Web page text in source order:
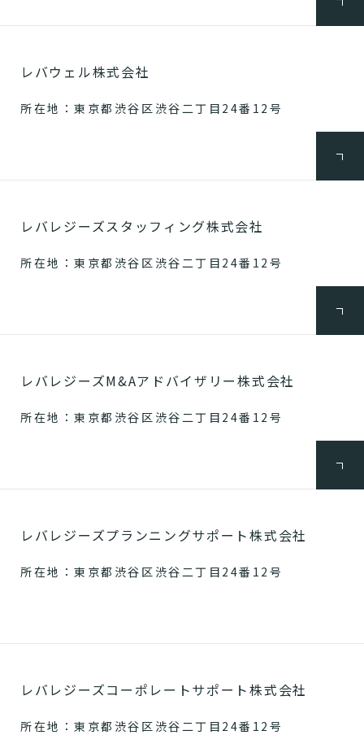
レバウェル株式会社
所在地：東京都渋谷区渋谷二丁目24番12号
レバレジーズスタッフィング株式会社
所在地：東京都渋谷区渋谷二丁目24番12号
レバレジーズM&Aアドバイザリー株式会社
所在地：東京都渋谷区渋谷二丁目24番12号
レバレジーズプランニングサポート株式会社
所在地：東京都渋谷区渋谷二丁目24番12号
レバレジーズコーポレートサポート株式会社
所在地：東京都渋谷区渋谷二丁目24番12号